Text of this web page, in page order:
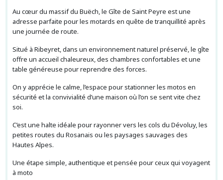
Au cœur du massif du Buëch, le Gîte de Saint Peyre est une
adresse parfaite pour les motards en quête de tranquillité après
une journée de route.
Situé à Ribeyret, dans un environnement naturel préservé, le gîte
offre un accueil chaleureux, des chambres confortables et une
table généreuse pour reprendre des forces.
On y apprécie le calme, l’espace pour stationner les motos en
sécurité et la convivialité d’une maison où l’on se sent vite chez
soi.
C’est une halte idéale pour rayonner vers les cols du Dévoluy, les
petites routes du Rosanais ou les paysages sauvages des
Hautes Alpes.
Une étape simple, authentique et pensée pour ceux qui voyagent
à moto